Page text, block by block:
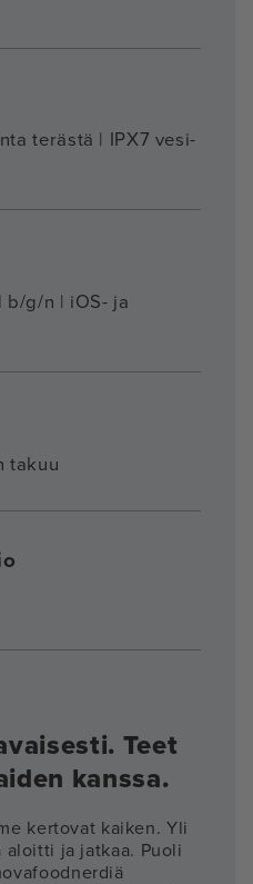
terästä | IPX7 vesi-
b/g/n | iOS- ja
takuu
Teet
kanssa.
kertovat kaiken. Yli
aloitti ja jatkaa. Puoli